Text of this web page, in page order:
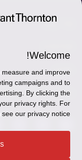
צור קשר
כניסה לעובדים - דוא"ל
כניסה לעובדים -
אודותינו
זיכרון והנצחה
תקנון
מדיניות הפרטיות
Disclaimer
Ethics Hotline
עקבו אחרינו
Welcome!
and improve
campaigns and to
By clicking the
privacy rights. For
our privacy notice